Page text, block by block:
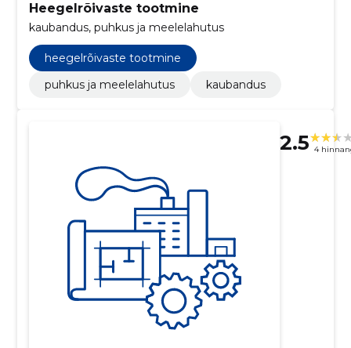
Heegelrõivaste tootmine
kaubandus, puhkus ja meelelahutus
heegelrõivaste tootmine
puhkus ja meelelahutus
kaubandus
2.5 4